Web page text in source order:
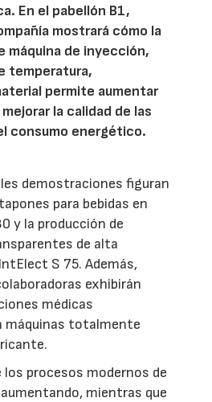
En el pabellón B1,
mostrará cómo la
máquina de inyección,
temperatura,
permite aumentar
la calidad de las
consumo energético.
demostraciones figuran
para bebidas en
y la producción de
de alta
S 75. Además,
exhibirán
médicas
máquinas totalmente
procesos modernos de
mientras que